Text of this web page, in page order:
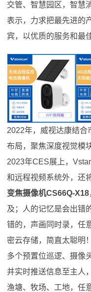
交管、智慧园区，智慧
表示，力求把最先进的
宾，以优质的服务和最
2022年，威视达康结合
布局，聚焦深度视觉模
2023年CES展上，
和远程视频系统外，还
变焦摄像机CS66Q-X18
及；人的记忆是会出错
错的，声画同时录，任
密云存储，简直太聪明
多个预置位巡逻、摄像
并实时推送信息至主人
渔塘、牧场、工地，任